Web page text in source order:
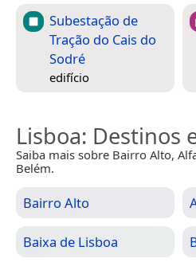
Subestação de
Tração do Cais do
Sodré
edifício
Lisboa: Destinos
Saiba mais sobre Bairro Alto,
Belém.
Bairro Alto
Baixa de Lisboa